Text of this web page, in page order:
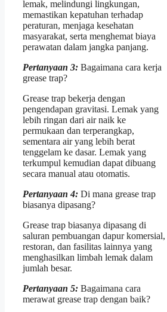
lemak, melindungi lingkungan,
memastikan kepatuhan terhadap
peraturan, menjaga kesehatan
masyarakat, serta menghemat biaya
perawatan dalam jangka panjang.
Pertanyaan 3: Bagaimana cara kerja
grease trap?
Grease trap bekerja dengan
pengendapan gravitasi. Lemak yang
lebih ringan dari air naik ke
permukaan dan terperangkap,
sementara air yang lebih berat
tenggelam ke dasar. Lemak yang
terkumpul kemudian dapat dibuang
secara manual atau otomatis.
Pertanyaan 4: Di mana grease trap
biasanya dipasang?
Grease trap biasanya dipasang di
saluran pembuangan dapur komersial,
restoran, dan fasilitas lainnya yang
menghasilkan limbah lemak dalam
jumlah besar.
Pertanyaan 5: Bagaimana cara
merawat grease trap dengan baik?